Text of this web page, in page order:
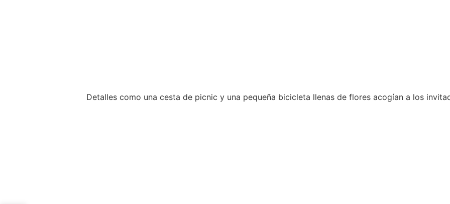
Detalles como una cesta de picnic y una pequeña bicicleta llenas de flores acogían a los